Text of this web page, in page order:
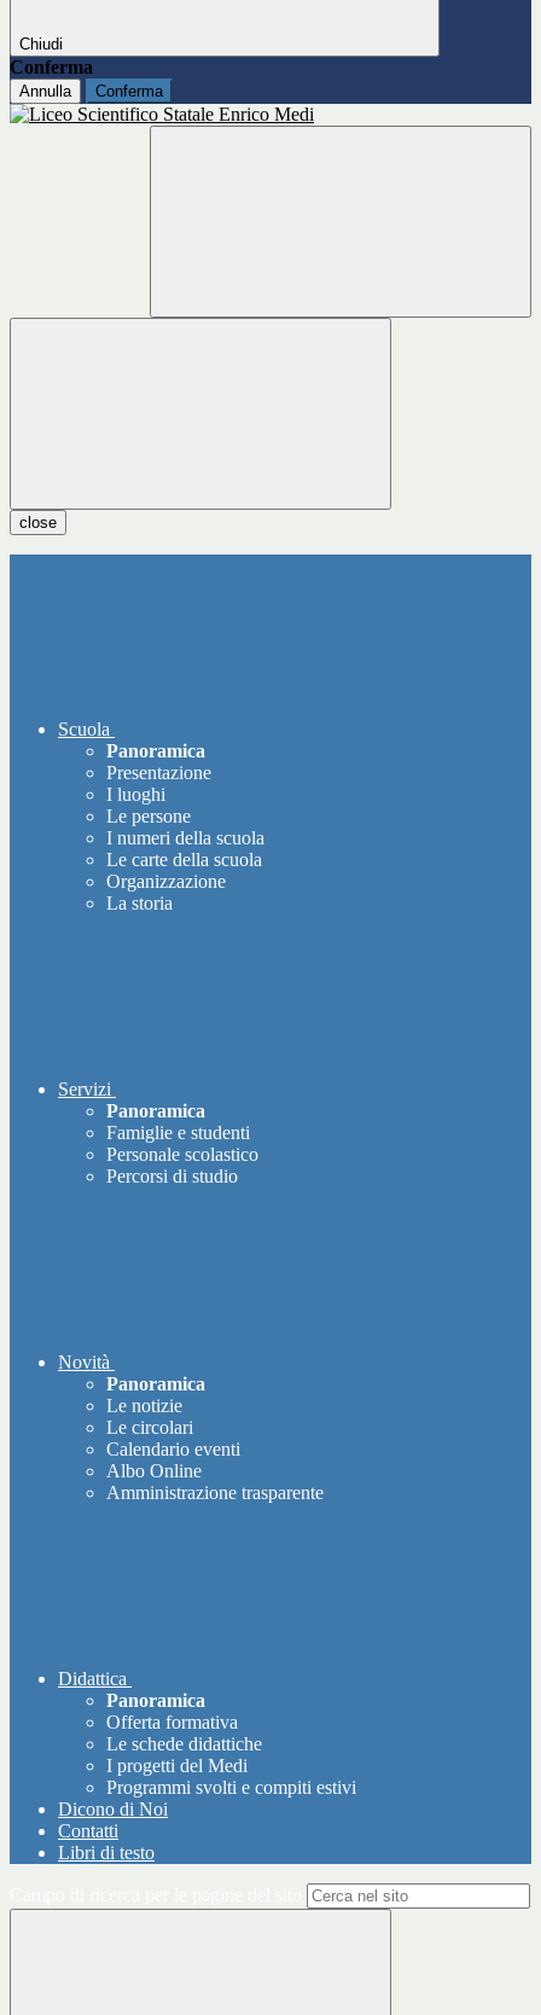
Chiudi
Conferma
Annulla Conferma
close
Scuola
Panoramica
Presentazione
I luoghi
Le persone
I numeri della scuola
Le carte della scuola
Organizzazione
La storia
Servizi
Panoramica
Famiglie e studenti
Personale scolastico
Percorsi di studio
Novità
Panoramica
Le notizie
Le circolari
Calendario eventi
Albo Online
Amministrazione trasparente
Didattica
Panoramica
Offerta formativa
Le schede didattiche
I progetti del Medi
Programmi svolti e compiti estivi
Dicono di Noi
Contatti
Libri di testo